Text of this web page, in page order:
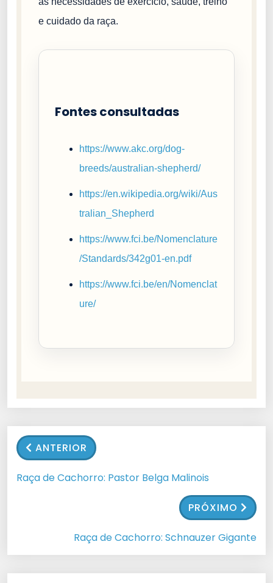
e cuidado da raça.
Fontes consultadas
https://www.akc.org/dog-
breeds/australian-shepherd/
https://en.wikipedia.org/wiki/Aus
tralian_Shepherd
https://www.fci.be/Nomenclature
/Standards/342g01-en.pdf
https://www.fci.be/en/Nomenclat
ure/
ANTERIOR
Raça de Cachorro: Pastor Belga Malinois
PRÓXIMO
Raça de Cachorro: Schnauzer Gigante